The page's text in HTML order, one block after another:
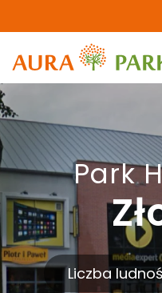
Home
O nas
Projekty
Projekty w
Park
Liczba